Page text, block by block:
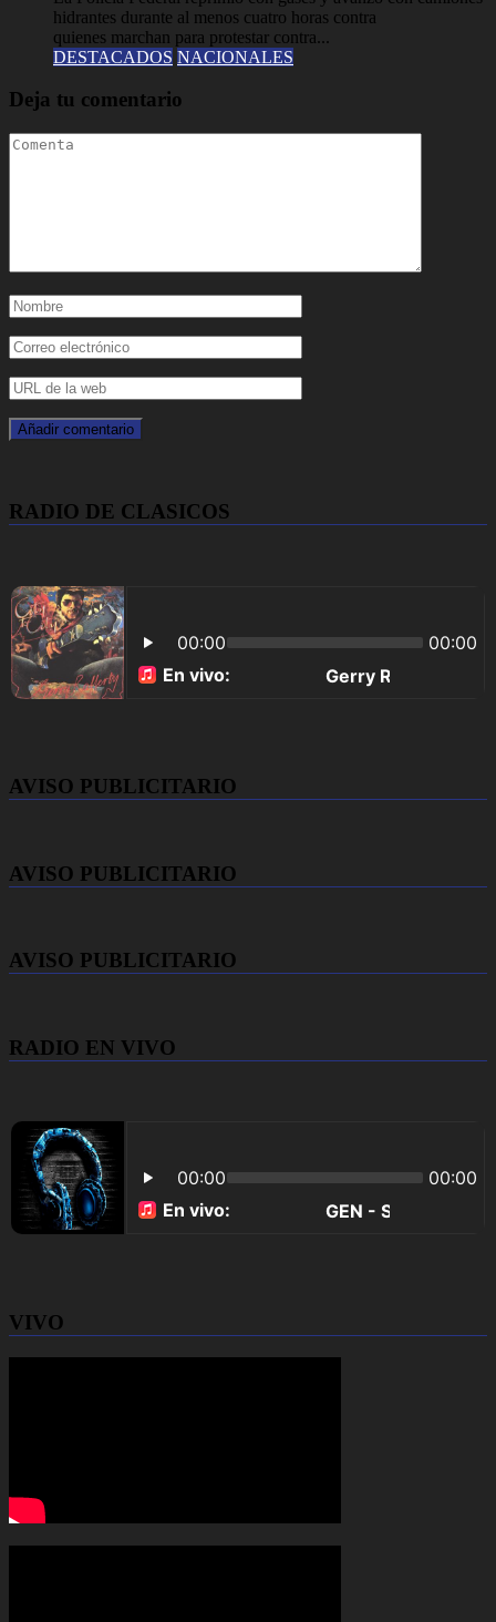
hidrantes durante al menos cuatro horas contra
quienes marchan para protestar contra...
DESTACADOS NACIONALES
Deja tu comentario
RADIO DE CLASICOS
AVISO PUBLICITARIO
AVISO PUBLICITARIO
AVISO PUBLICITARIO
RADIO EN VIVO
VIVO